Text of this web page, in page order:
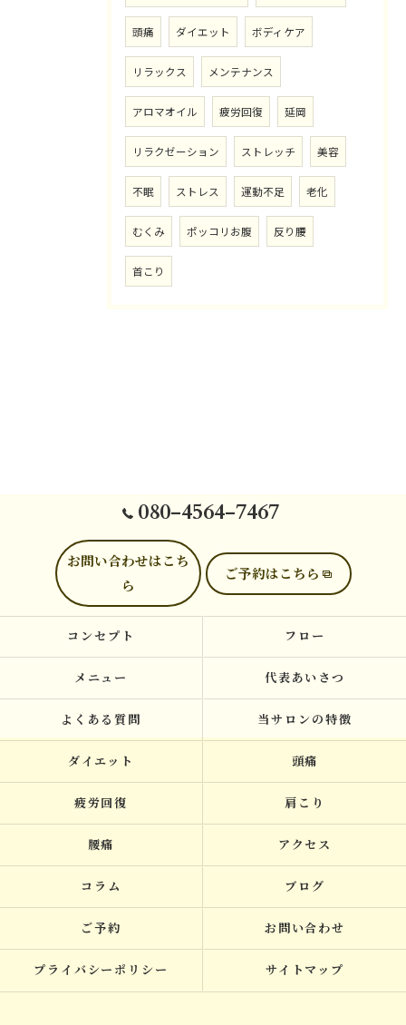
頭痛 ダイエット ボディケア
リラックス メンテナンス
アロマオイル 疲労回復 延岡
リラクゼーション ストレッチ 美容
不眠 ストレス 運動不足 老化
むくみ ポッコリお腹 反り腰
首こり
080-4564-7467
お問い合わせはこち
ら
ご予約はこちら
コンセプト フロー
メニュー 代表あいさつ
よくある質問 当サロンの特徴
ダイエット 頭痛
疲労回復 肩こり
腰痛 アクセス
コラム ブログ
ご予約 お問い合わせ
プライバシーポリシー サイトマップ